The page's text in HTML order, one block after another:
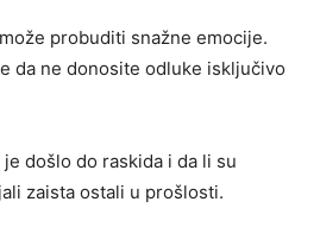
probuditi snažne emocije.
da ne donosite odluke isključivo
došlo do raskida i da li su
zaista ostali u prošlosti.